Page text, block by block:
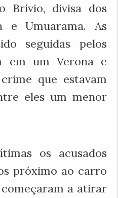
Brivio, divisa dos
e Umuarama. As
seguidas pelos
em um Verona e
que estavam
eles um menor
os acusados
próximo ao carro
a atirar